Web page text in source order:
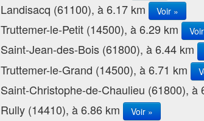
Landisacq (61100), à 6.17 km Voir »
Truttemer-le-Petit (14500), à 6.29 km
Saint-Jean-des-Bois (61800), à 6.44 km
Truttemer-le-Grand (14500), à 6.71 km
Saint-Christophe-de-Chaulieu (61800), à
Rully (14410), à 6.86 km Voir »